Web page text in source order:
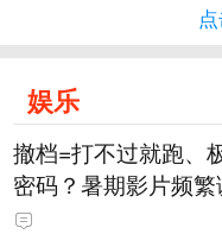
娱乐
撤档=打不过就跑、
密码？暑期影片频
场痛点